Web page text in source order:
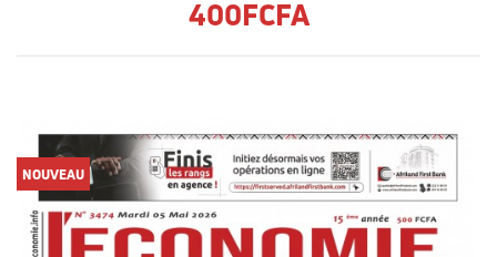
400FCFA
NOUVEAU